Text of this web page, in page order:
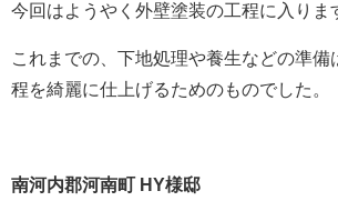
今回はようやく外壁塗装の工程に入りま
これまでの、下地処理や養生などの準備
程を綺麗に仕上げるためのものでした。
南河内郡河南町 HY様邸